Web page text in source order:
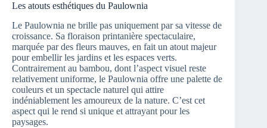
Les atouts esthétiques du Paulownia
Le Paulownia ne brille pas uniquement par sa vitesse de
croissance. Sa floraison printanière spectaculaire,
marquée par des fleurs mauves, en fait un atout majeur
pour embellir les jardins et les espaces verts.
Contrairement au bambou, dont l’aspect visuel reste
relativement uniforme, le Paulownia offre une palette de
couleurs et un spectacle naturel qui attire
indéniablement les amoureux de la nature. C’est cet
aspect qui le rend si unique et attrayant pour les
paysages.